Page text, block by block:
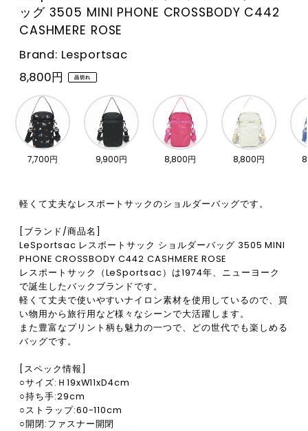
ッグ 3505 MINI PHONE CROSSBODY C442
CASHMERE ROSE
Brand: Lesportsac
8,800円 品切れ
7,700円 9,900円 8,800円 8,800円
軽くて丈夫なレスポートサックのショルダーバッグです。
[ブランド/商品名]
LeSportsac レスポートサック ショルダーバッグ 3505 MINI
PHONE CROSSBODY C442 CASHMERE ROSE
レスポートサック（LeSportsac）は1974年、ニューヨーク
で誕生したバックブランドです。
軽くて丈夫で使いやすいナイロン素材を使用しているので、買
い物用から旅行用など様々なシーンで大活躍します。
また豊富なプリント柄も魅力の一つで、どの世代でも楽しめる
バッグです。
[スペック情報]
○サイズ:Ｈ19xW11xD4cm
○持ち手:29cm
○ストラップ:60-110cm
○開閉:ファスナー開閉